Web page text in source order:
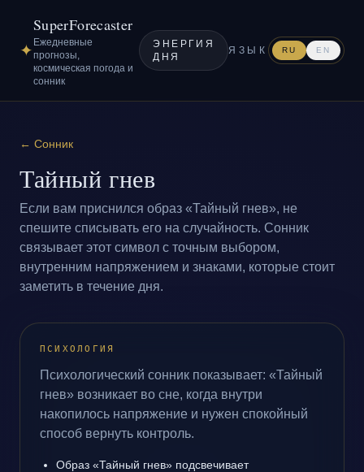
✦
SuperForecaster
Ежедневные
прогнозы,
космическая погода и
сонник
ЭНЕРГИЯ
ДНЯ
ЯЗЫК RU EN
← Сонник
Тайный гнев
Если вам приснился образ «Тайный гнев», не
спешите списывать его на случайность. Сонник
связывает этот символ с точным выбором,
внутренним напряжением и знаками, которые стоит
заметить в течение дня.
ПСИХОЛОГИЯ
Психологический сонник показывает: «Тайный
гнев» возникает во сне, когда внутри
накопилось напряжение и нужен спокойный
способ вернуть контроль.
Образ «Тайный гнев» подсвечивает